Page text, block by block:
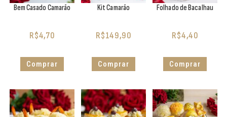
Bem Casado Camarão
R$4,70
Comprar
Kit Camarão
R$149,90
Comprar
Folhado de Bacalhau
R$4,40
Comprar